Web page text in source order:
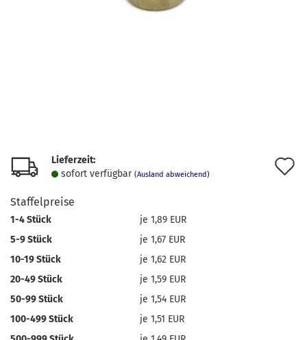
Lieferzeit:
sofort verfügbar (Ausland abweichend)
Staffelpreise
1-4 Stück
je 1,89 EUR
5-9 Stück
je 1,67 EUR
10-19 Stück
je 1,62 EUR
20-49 Stück
je 1,59 EUR
50-99 Stück
je 1,54 EUR
100-499 Stück
je 1,51 EUR